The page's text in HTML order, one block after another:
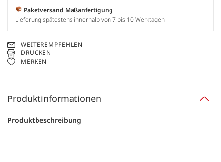
Paketversand Maßanfertigung
Lieferung spätestens innerhalb von 7 bis 10 Werktagen
WEITEREMPFEHLEN
DRUCKEN
MERKEN
Produktinformationen
Produktbeschreibung